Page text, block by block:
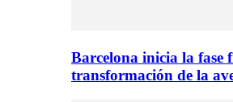
Barcelona inicia la fase
transformación de la